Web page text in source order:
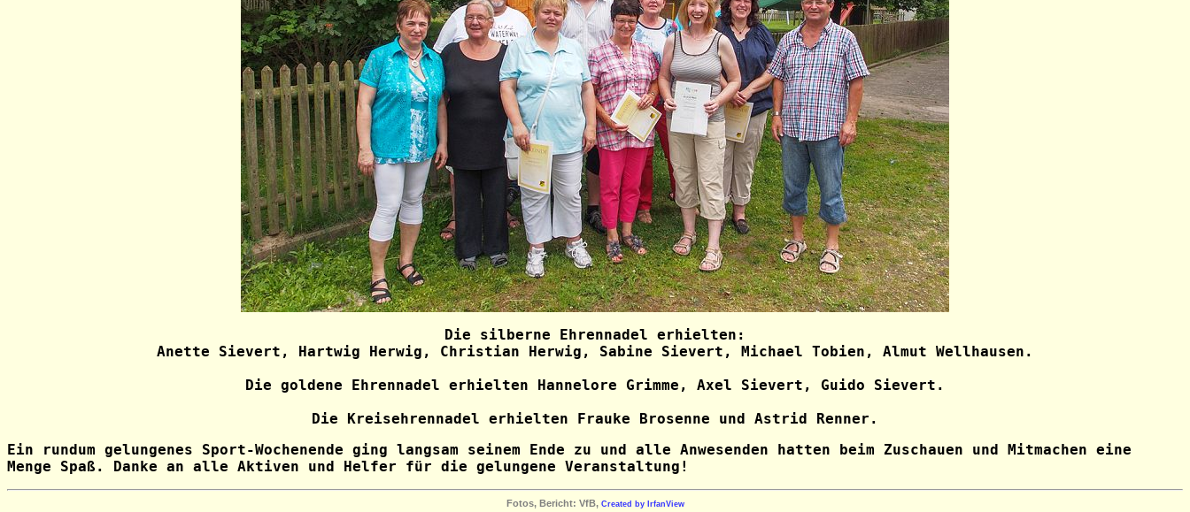
Die silberne Ehrennadel erhielten:
Anette Sievert, Hartwig Herwig, Christian Herwig, Sabine Sievert, Michael Tobien, Almut Wellhausen.
Die goldene Ehrennadel erhielten Hannelore Grimme, Axel Sievert, Guido Sievert.
Die Kreisehrennadel erhielten Frauke Brosenne und Astrid Renner.
Ein rundum gelungenes Sport-Wochenende ging langsam seinem Ende zu und alle Anwesenden hatten beim Zuschauen und Mitmachen eine
Menge Spaß.
Danke an alle Aktiven und Helfer für die gelungene Veranstaltung!
Fotos, Bericht: VfB, Created by IrfanView